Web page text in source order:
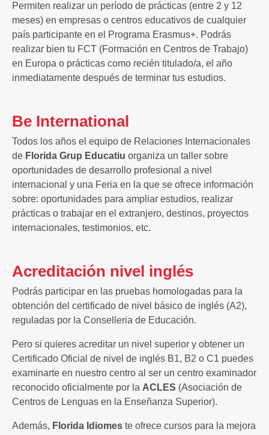
Permiten realizar un período de prácticas (entre 2 y 12
meses) en empresas o centros educativos de cualquier
país participante en el Programa Erasmus+. Podrás
realizar bien tu FCT (Formación en Centros de Trabajo)
en Europa o prácticas como recién titulado/a, el año
inmediatamente después de terminar tus estudios.
Be International
Todos los años el equipo de Relaciones Internacionales
de Florida Grup Educatiu organiza un taller sobre
oportunidades de desarrollo profesional a nivel
internacional y una Feria en la que se ofrece información
sobre: oportunidades para ampliar estudios, realizar
prácticas o trabajar en el extranjero, destinos, proyectos
internacionales, testimonios, etc.
Acreditación nivel inglés
Podrás participar en las pruebas homologadas para la
obtención del certificado de nivel básico de inglés (A2),
reguladas por la Conselleria de Educación.
Pero si quieres acreditar un nivel superior y obtener un
Certificado Oficial de nivel de inglés B1, B2 o C1 puedes
examinarte en nuestro centro al ser un centro examinador
reconocido oficialmente por la ACLES (Asociación de
Centros de Lenguas en la Enseñanza Superior).
Además, Florida Idiomes te ofrece cursos para la mejora